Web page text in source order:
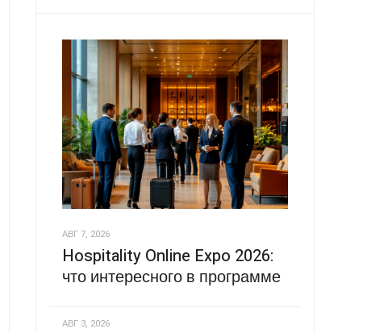
АВГ 7, 2026
Hospitality Online Expo 2026:
что интересного в программе
АВГ 3, 2026